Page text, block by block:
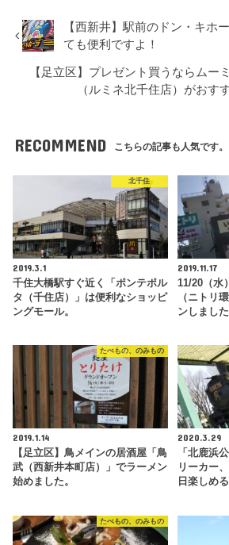
【西新井】駅前のドン・キホ
ても便利ですよ！
【足立区】プレゼント買うならムー
（ルミネ北千住店）がおす
RECOMMEND こちらの記事も人気です。
北千住
2019.3.1
千住大橋駅すぐ近く「ポンテポル
タ（千住店）」は便利なショッピ
ングモール。
2019.11.17
11/20（水
（ニトリ
ンしました
たべもの、のみもの
2019.1.14
【足立区】鳥メインの居酒屋「鳥
武（西新井本町店）」でラーメン
始めました。
2020.3.29
「北鹿浜
リーカー
日楽しめ
たべもの、のみもの